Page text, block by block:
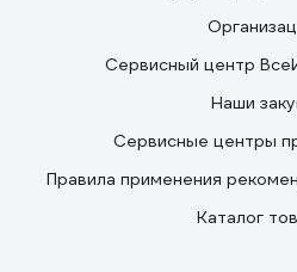
Сервисный центр
Наши
Сервисные центры
Правила применения
Каталог